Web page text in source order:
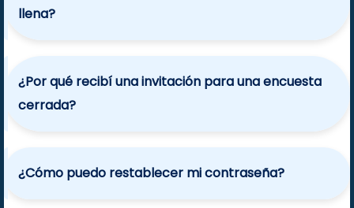
llena?
¿Por qué recibí una invitación para una encuesta
cerrada?
¿Cómo puedo restablecer mi contraseña?